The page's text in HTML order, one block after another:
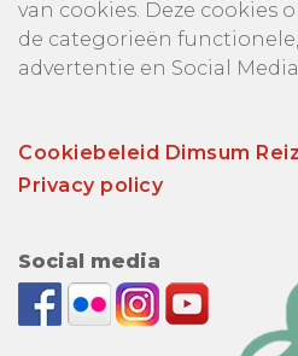
van cookies. Deze cookies
de categorieën
advertentie en Social
Cookiebeleid Dimsum
Privacy policy
Social media